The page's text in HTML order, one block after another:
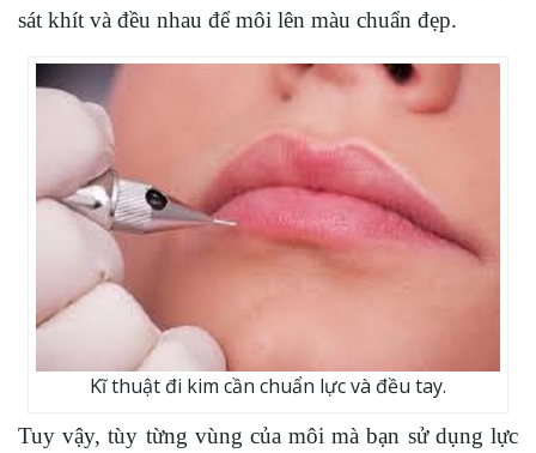
sát khít và đều nhau để môi lên màu chuẩn đẹp.
Kĩ thuật đi kim cần chuẩn lực và đều tay.
Tuy vậy, tùy từng vùng của môi mà bạn sử dụng lực